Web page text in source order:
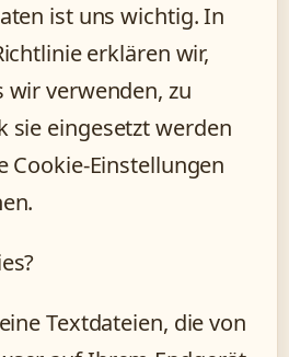
ist uns wichtig. In
erklären wir,
wir verwenden, zu
sie eingesetzt werden
Cookie-Einstellungen
Textdateien, die von